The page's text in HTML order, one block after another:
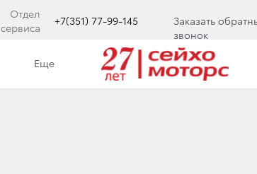
Отдел
сервиса
+7(351) 77-99-145
Заказать
звонок
Еще